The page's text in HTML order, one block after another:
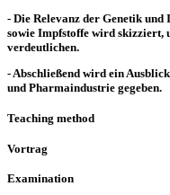
- Die Relevanz der Genetik
sowie Impfstoffe wird skizziert,
verdeutlichen.
- Abschließend wird ein
und Pharmaindustrie gegeben.
Teaching method
Vortrag
Examination